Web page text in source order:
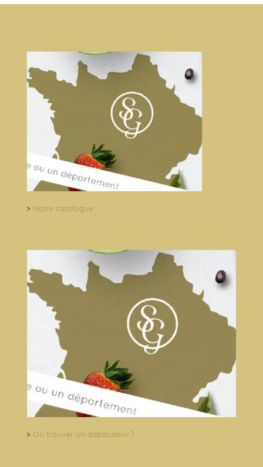
> Notre catalogue
> Où trouver un distributeur ?